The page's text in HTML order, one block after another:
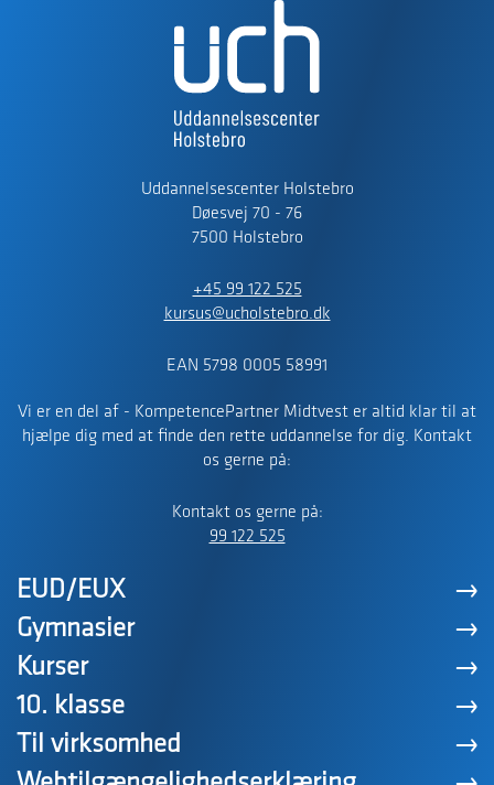
Uddannelsescenter Holstebro
Døesvej 70 - 76
7500 Holstebro
+45 99 122 525
kursus@ucholstebro.dk
EAN 5798 0005 58991
Vi er en del af - KompetencePartner Midtvest er altid klar til at
hjælpe dig med at finde den rette uddannelse for dig. Kontakt
os gerne på:
Kontakt os gerne på:
99 122 525
EUD/EUX
Gymnasier
Kurser
10. klasse
Til virksomhed